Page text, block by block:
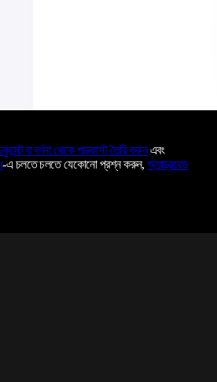
বা বর্ণনা থেকে পডকাস্ট তৈরি করুনএবং
-এ চলতে চলতে যেকোনো প্রশ্ন করুন,অ্যান্ড্রয়েড